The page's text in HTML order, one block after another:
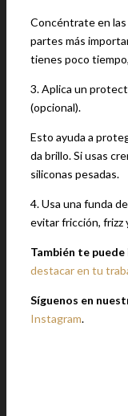
Concéntrate en las
partes más
tienes poco
3. Aplica un
(opcional).
Esto ayuda a
da brillo. Si usas
siliconas pesadas.
4. Usa una funda
evitar fricción, frizz
También te
destacar en tu
Síguenos en
Instagram.